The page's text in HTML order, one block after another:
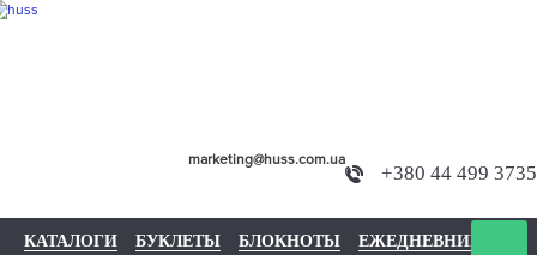
+380 44 499 3735
marketing@huss.com.ua
КАТАЛОГИ БУКЛЕТЫ БЛОКНОТЫ
ЕЖЕДНЕВНИКИ